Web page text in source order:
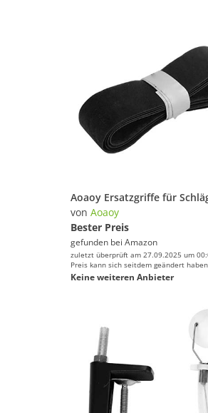
von Aoaoy
Bester Preis
gefunden bei Amazon
zuletzt überprüft am 27.09.2025 um
Preis kann sich seitdem geändert
Keine weiteren Anbieter